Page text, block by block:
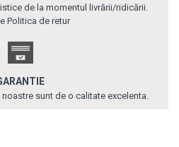
de la momentul livrării/ridicării.
Politica de retur
sunt de o calitate excelenta.